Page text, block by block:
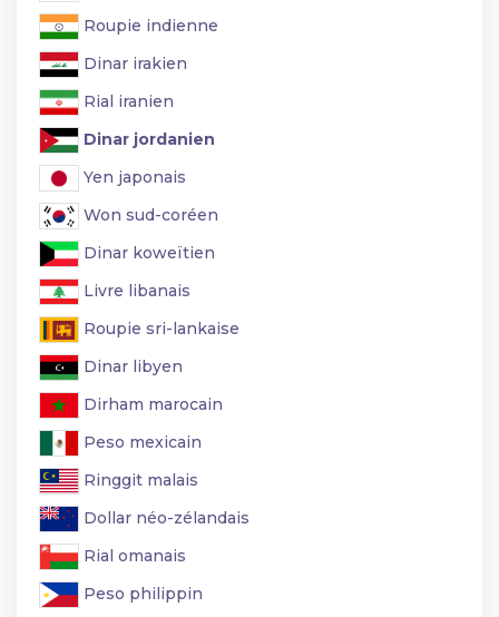
Roupie indienne
Dinar irakien
Rial iranien
Dinar jordanien
Yen japonais
Won sud-coréen
Dinar koweïtien
Livre libanais
Roupie sri-lankaise
Dinar libyen
Dirham marocain
Peso mexicain
Ringgit malais
Dollar néo-zélandais
Rial omanais
Peso philippin